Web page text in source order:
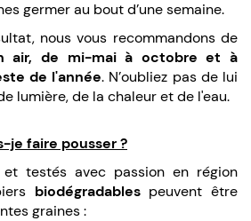
germer au bout d’une semaine.
nous vous recommandons de
air, de mi-mai à octobre et à
de l'année. N’oubliez pas de lui
lumière, de la chaleur et de l'eau.
je faire pousser ?
et testés avec passion en région
biodégradablespeuvent être
graines :